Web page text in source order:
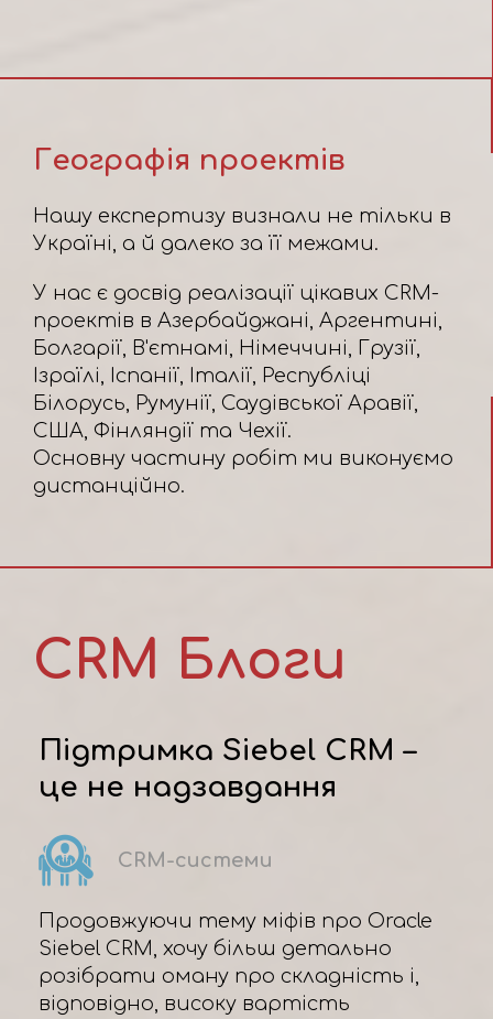
Географія проектів
Нашу експертизу визнали не тільки в
Україні, а й далеко за її межами.
У нас є досвід реалізації цікавих CRM-
проектів в Азербайджані, Аргентині,
Болгарії, В'єтнамі, Німеччині, Грузії,
Ізраїлі, Іспанії, Італії, Республіці
Білорусь, Румунії, Саудівської Аравії,
США, Фінляндії та Чехії.
Основну частину робіт ми виконуємо
дистанційно.
CRM Блоги
Підтримка Siebel CRM –
це не надзавдання
CRM-системи
Продовжуючи тему міфів про Oracle
Siebel CRM, хочу більш детально
розібрати оману про складність і,
відповідно, високу вартість